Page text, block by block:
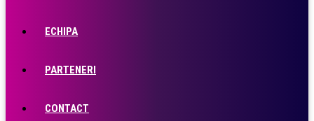
ECHIPA
PARTENERI
CONTACT